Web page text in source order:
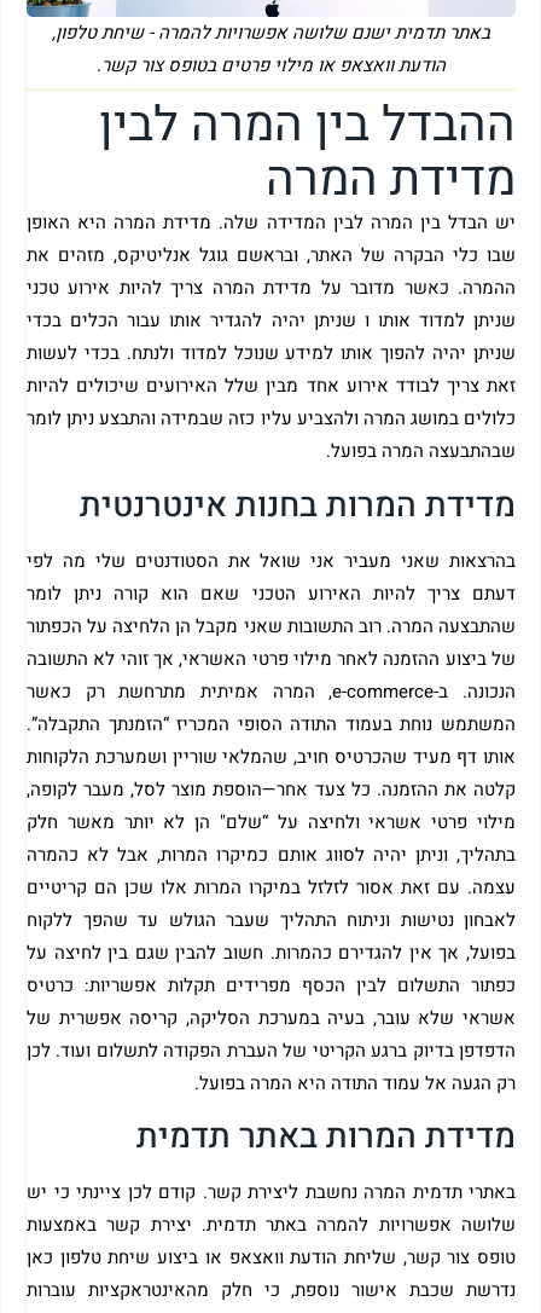
באתר תדמית ישנם שלושה אפשרויות להמרה - שיחת טלפון,
הודעת וואצאפ או מילוי פרטים בטופס צור קשר.
ההבדל בין המרה לבין
מדידת המרה
יש הבדל בין המרה לבין המדידה שלה. מדידת המרה היא האופן
שבו כלי הבקרה של האתר, ובראשם גוגל אנליטיקס, מזהים את
ההמרה. כאשר מדובר על מדידת המרה צריך להיות אירוע טכני
שניתן למדוד אותו ו שניתן יהיה להגדיר אותו עבור הכלים בכדי
שניתן יהיה להפוך אותו למידע שנוכל למדוד ולנתח. בכדי לעשות
זאת צריך לבודד אירוע אחד מבין שלל האירועים שיכולים להיות
כלולים במושג המרה ולהצביע עליו כזה שבמידה והתבצע ניתן לומר
שבהתבעצה המרה בפועל.
מדידת המרות בחנות אינטרנטית
בהרצאות שאני מעביר אני שואל את הסטודנטים שלי מה לפי
דעתם צריך להיות האירוע הטכני שאם הוא קורה ניתן לומר
שהתבצעה המרה. רוב התשובות שאני מקבל הן הלחיצה על הכפתור
של ביצוע ההזמנה לאחר מילוי פרטי האשראי, אך זוהי לא התשובה
הנכונה. ב-e-commerce, המרה אמיתית מתרחשת רק כאשר
המשתמש נוחת בעמוד התודה הסופי המכריז “הזמנתך התקבלה”.
אותו דף מעיד שהכרטיס חויב, שהמלאי שוריין ושמערכת הלקוחות
קלטה את ההזמנה. כל צעד אחר—הוספת מוצר לסל, מעבר לקופה,
מילוי פרטי אשראי ולחיצה על “שלם" הן לא יותר מאשר חלק
בתהליך, וניתן יהיה לסווג אותם כמיקרו המרות, אבל לא כהמרה
עצמה. עם זאת אסור לזלזל במיקרו המרות אלו שכן הם קריטיים
לאבחון נטישות וניתוח התהליך שעבר הגולש עד שהפך ללקוח
בפועל, אך אין להגדירם כהמרות. חשוב להבין שגם בין לחיצה על
כפתור התשלום לבין הכסף מפרידים תקלות אפשריות: כרטיס
אשראי שלא עובר, בעיה במערכת הסליקה, קריסה אפשרית של
הדפדפן בדיוק ברגע הקריטי של העברת הפקודה לתשלום ועוד. לכן
רק הגעה אל עמוד התודה היא המרה בפועל.
מדידת המרות באתר תדמית
באתרי תדמית המרה נחשבת ליצירת קשר. קודם לכן ציינתי כי יש
שלושה אפשרויות להמרה באתר תדמית. יצירת קשר באמצעות
טופס צור קשר, שליחת הודעת וואצאפ או ביצוע שיחת טלפון כאן
נדרשת שכבת אישור נוספת, כי חלק מהאינטראקציות עוברות